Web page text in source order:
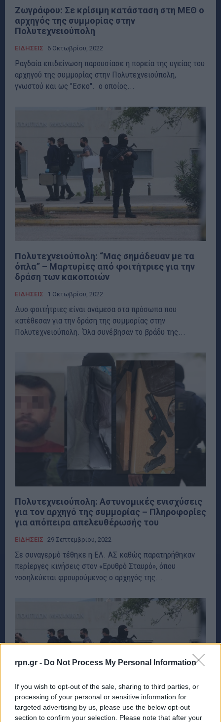
rpn.gr - Do Not Process My Personal Information
If you wish to opt-out of the sale, sharing to third parties, or
processing of your personal or sensitive information for
targeted advertising by us, please use the below opt-out
section to confirm your selection. Please note that after your
Ζωγράφου: Σε κρίσιμη κατάσταση στη ΜΕΘ ο
αρχηγός της συμμορίας στην
Πολυτεχνειούπολη
ΕΙΔΗΣΕΙΣ 6 Οκτωβρίου, 2022
Ραγδαία επιδείνωση παρουσίασε η πορεία της υγείας του
αρχηγού της συμμορίας στην Πολυτεχνειούπολη,
γνωστού και ως "Εσκο". ο οποίος...
Πολυτεχνειούπολη: “Μας σημάδευαν με τα
όπλα” – Μαρτυρίες από φοιτήτριες για την
δράση των κακοποιών
ΕΙΔΗΣΕΙΣ 1 Οκτωβρίου, 2022
Δυο φοιτήτριες είναι ανάμεσα στα πρόσωπα που
κατέθεσαν για την δράση της συμμορίας στην
Πολυτεχνειούπολη. Όλα συνέβησαν το βράδυ της...
Πολυτεχνειούπολη: Αστυνομικές ενισχύσεις
για τον αρχηγό της συμμορίας – Πληροφορίες
για απόπειρα απελευθέρωσής του
ΕΙΔΗΣΕΙΣ 29 Σεπτεμβρίου, 2022
Σε συναγερμό τέθηκε η ΕΛ. ΑΣ καθώς παρατηρήθηκαν
περίεργες κινήσεις στον «Ερυθρό Σταυρό», όπου
νοσηλεύεται φρουρούμενος ο αρχηγός της...